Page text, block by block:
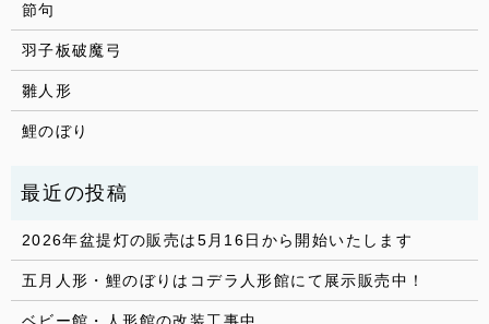
節句
羽子板破魔弓
雛人形
鯉のぼり
2026年盆提灯の販売は5月16日から開始いたします
五月人形・鯉のぼりはコデラ人形館にて展示販売中！